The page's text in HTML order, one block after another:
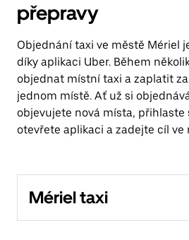
přepravy
Objednání taxi ve městě Mériel
díky aplikaci Uber. Během
objednat místní taxi a zaplatit
jednom místě. Ať už si
objevujete nová místa, přihlaste
otevřete aplikaci a zadejte cíl ve
Mériel taxi